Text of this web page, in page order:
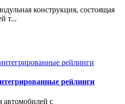
конструкция, состоящая
т...
рейлинги
автомобилей с